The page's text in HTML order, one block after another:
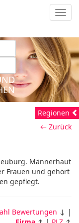
← Zurück
Männerhaut
Frauen und gehört
gepflegt.
Bewertungen ↓ |
Regionen